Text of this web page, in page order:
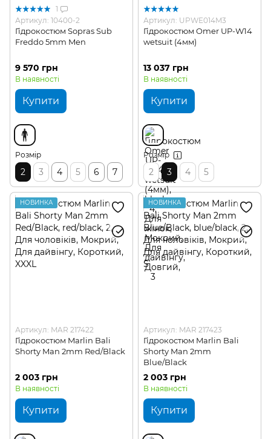
1
Артикул: 10400-2
Гідрокостюм Sopras Sub
Freddo 5mm Men
9 570 грн
В наявності
Купити
Розмір
2 3 4 5 6 7
Артикул: UPWE014M3
Гідрокостюм Omer UP-W14
wetsuit (4мм)
13 037 грн
В наявності
Купити
Розмір
2 3 4 5
НОВИНКА
Артикул: MAR 217422
Гідрокостюм Marlin Bali
Shorty Man 2mm Red/Black
2 003 грн
В наявності
Купити
НОВИНКА
Артикул: MAR 217423
Гідрокостюм Marlin Bali
Shorty Man 2mm
Blue/Black
2 003 грн
В наявності
Купити